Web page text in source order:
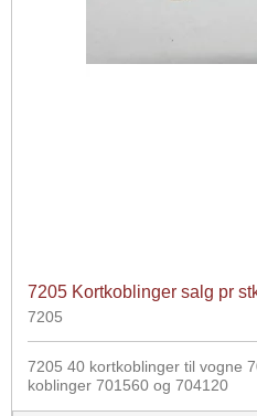
7205 Kortkoblinger salg pr
7205
7205 40 kortkoblinger til vogne
koblinger 701560 og 704120